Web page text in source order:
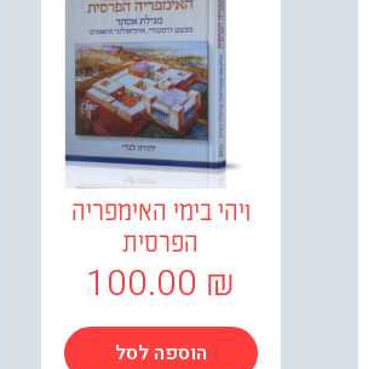
ויהי בימי האימפריה
הפרסית
100.00 ₪
הוספה לסל